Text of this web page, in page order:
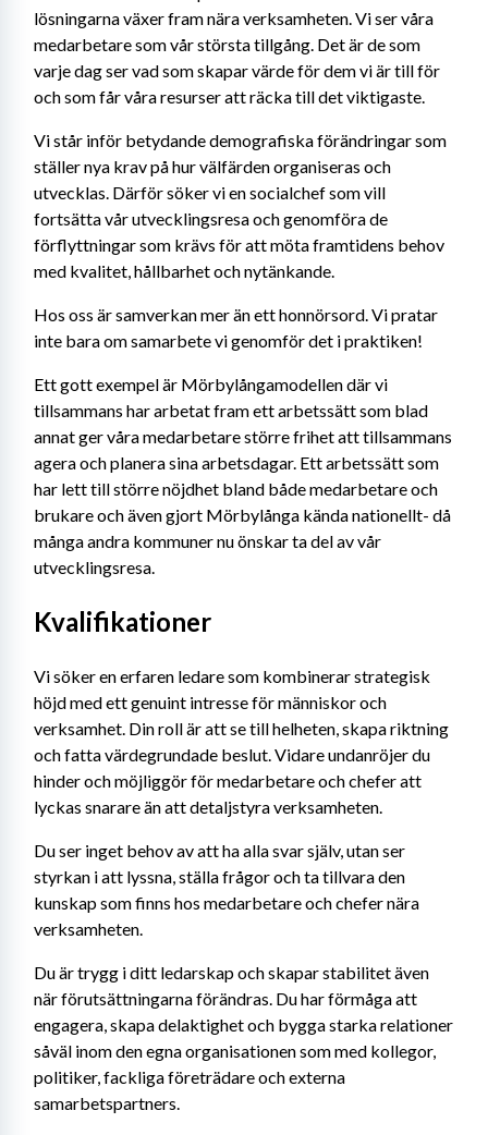
lösningarna växer fram nära verksamheten. Vi ser våra
medarbetare som vår största tillgång. Det är de som
varje dag ser vad som skapar värde för dem vi är till för
och som får våra resurser att räcka till det viktigaste.
Vi står inför betydande demografiska förändringar som
ställer nya krav på hur välfärden organiseras och
utvecklas. Därför söker vi en socialchef som vill
fortsätta vår utvecklingsresa och genomföra de
förflyttningar som krävs för att möta framtidens behov
med kvalitet, hållbarhet och nytänkande.
Hos oss är samverkan mer än ett honnörsord. Vi pratar
inte bara om samarbete vi genomför det i praktiken!
Ett gott exempel är Mörbylångamodellen där vi
tillsammans har arbetat fram ett arbetssätt som blad
annat ger våra medarbetare större frihet att tillsammans
agera och planera sina arbetsdagar. Ett arbetssätt som
har lett till större nöjdhet bland både medarbetare och
brukare och även gjort Mörbylånga kända nationellt- då
många andra kommuner nu önskar ta del av vår
utvecklingsresa.
Kvalifikationer
Vi söker en erfaren ledare som kombinerar strategisk
höjd med ett genuint intresse för människor och
verksamhet. Din roll är att se till helheten, skapa riktning
och fatta värdegrundade beslut. Vidare undanröjer du
hinder och möjliggör för medarbetare och chefer att
lyckas snarare än att detaljstyra verksamheten.
Du ser inget behov av att ha alla svar själv, utan ser
styrkan i att lyssna, ställa frågor och ta tillvara den
kunskap som finns hos medarbetare och chefer nära
verksamheten.
Du är trygg i ditt ledarskap och skapar stabilitet även
när förutsättningarna förändras. Du har förmåga att
engagera, skapa delaktighet och bygga starka relationer
såväl inom den egna organisationen som med kollegor,
politiker, fackliga företrädare och externa
samarbetspartners.